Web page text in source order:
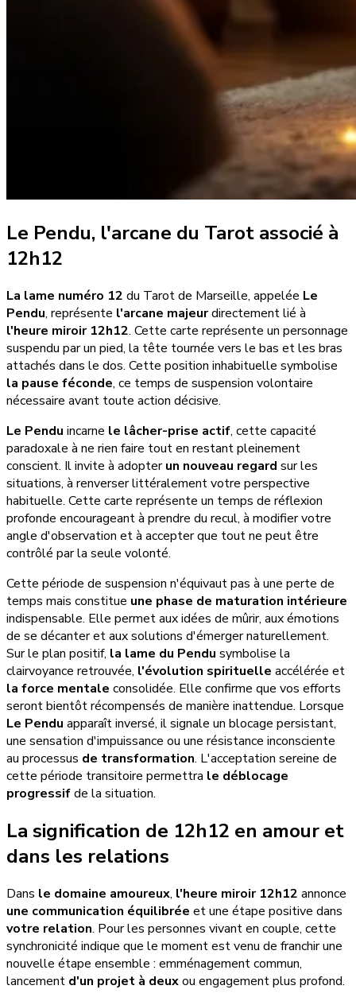
Le Pendu, l'arcane du Tarot associé à
12h12
La lame numéro 12 du Tarot de Marseille, appelée Le
Pendu, représente l'arcane majeurdirectement lié à
l'heure miroir 12h12. Cette carte représente un personnage
suspendu par un pied, la tête tournée vers le bas et les bras
attachés dans le dos. Cette position inhabituelle symbolise
la pause féconde, ce temps de suspension volontaire
nécessaire avant toute action décisive.
Le Pendu incarne le lâcher-prise actif, cette capacité
paradoxale à ne rien faire tout en restant pleinement
conscient. Il invite à adopterun nouveau regard sur les
situations, à renverser littéralement votre perspective
habituelle. Cette carte représente un temps de réflexion
profonde encourageant à prendre du recul, à modifier votre
angle d'observation et à accepter que tout ne peut être
contrôlé par la seule volonté.
Cette période de suspension n'équivaut pas à une perte de
temps mais constitue une phase de maturation intérieure
indispensable. Elle permet aux idées de mûrir, aux émotions
de se décanter et aux solutions d'émerger naturellement.
Sur le plan positif, la lame du Pendu symbolise la
clairvoyance retrouvée, l'évolution spirituelle accélérée et
la force mentale consolidée. Elle confirme que vos efforts
seront bientôt récompensés de manière inattendue. Lorsque
Le Pendu apparaît inversé, il signale un blocage persistant,
une sensation d'impuissance ou une résistance inconsciente
au processus de transformation. L'acceptation sereine de
cette période transitoire permettra le déblocage
progressifde la situation.
La signification de 12h12 en amour et
dans les relations
Dans le domaine amoureux, l'heure miroir 12h12 annonce
une communication équilibrée et une étape positive dans
votre relation. Pour les personnes vivant en couple, cette
synchronicité indique que le moment est venu de franchir une
nouvelle étape ensemble : emménagement commun,
lancement d'un projet à deuxou engagement plus profond.